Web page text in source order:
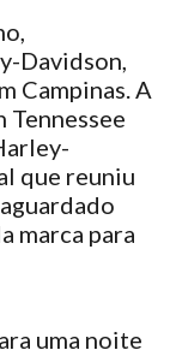
Davidson,
Campinas. A
que reuniu
marca para
uma noite